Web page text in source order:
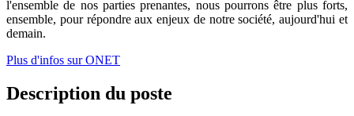
l'ensemble de nos parties prenantes, nous pourrons être plus forts,
ensemble, pour répondre aux enjeux de notre société, aujourd'hui et
demain.
Plus d'infos sur ONET
Description du poste